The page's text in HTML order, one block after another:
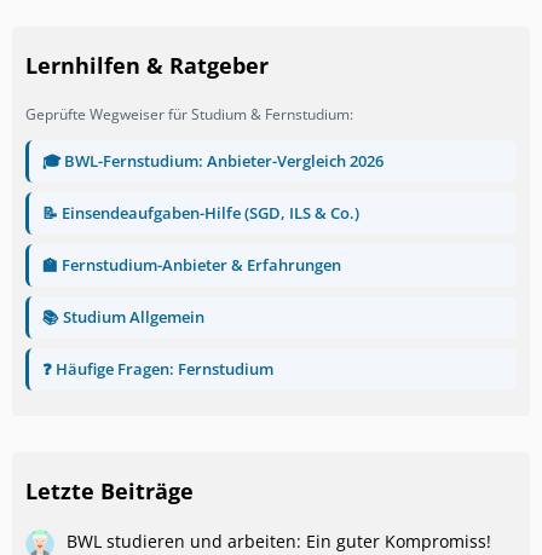
Lernhilfen & Ratgeber
Geprüfte Wegweiser für Studium & Fernstudium:
🎓 BWL-Fernstudium: Anbieter-Vergleich 2026
📝 Einsendeaufgaben-Hilfe (SGD, ILS & Co.)
🏫 Fernstudium-Anbieter & Erfahrungen
📚 Studium Allgemein
❓ Häufige Fragen: Fernstudium
Letzte Beiträge
BWL studieren und arbeiten: Ein guter Kompromiss!